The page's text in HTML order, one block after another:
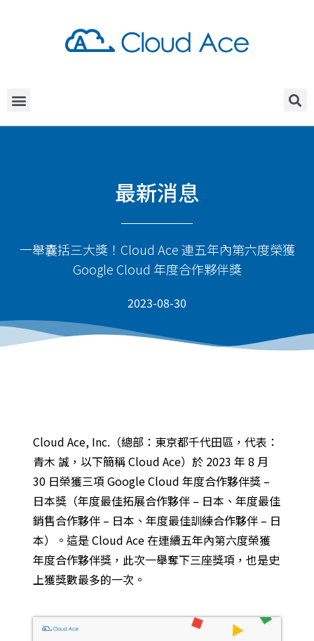
最新消息
一舉囊括三大獎！Cloud Ace 連五年內第六度榮獲
Google Cloud 年度合作夥伴獎
2023-08-30
Cloud Ace, Inc.（總部：東京都千代田區，代表：
青木 誠，以下簡稱 Cloud Ace）於 2023 年 8 月
30 日榮獲三項 Google Cloud 年度合作夥伴獎 –
日本獎（年度最佳拓展合作夥伴 – 日本、年度最佳
銷售合作夥伴 – 日本、年度最佳訓練合作夥伴 – 日
本）。這是 Cloud Ace 在連續五年內第六度榮獲
年度合作夥伴獎，此次一舉奪下三座獎項，也是史
上獲獎數最多的一次。